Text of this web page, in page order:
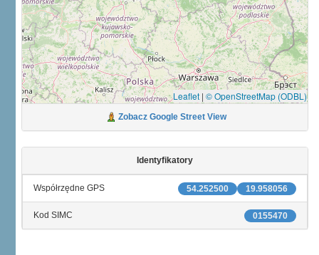
Leaflet | © OpenStreetMap (ODBL)
Zobacz Google Street View
Identyfikatory
19.958056
54.252500
Współrzędne GPS
0155470
Kod SIMC